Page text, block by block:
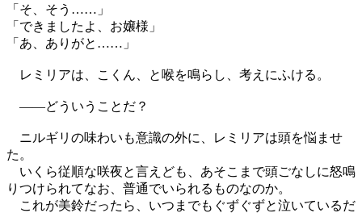
「そ、そう……」
「できましたよ、お嬢様」
「あ、ありがと……」
レミリアは、こくん、と喉を鳴らし、考えにふける。
――どういうことだ？
ニルギリの味わいも意識の外に、レミリアは頭を悩ませ
た。
いくら従順な咲夜と言えども、あそこまで頭ごなしに怒鳴
りつけられてなお、普通でいられるものなのか。
これが美鈴だったら、いつまでもぐずぐずと泣いているだ